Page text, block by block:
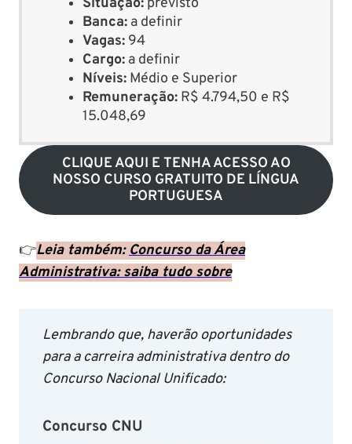
Banca: a definir
Vagas: 94
Cargo: a definir
Níveis: Médio e Superior
Remuneração: R$ 4.794,50 e R$
15.048,69
CLIQUE AQUI E TENHA ACESSO AO
NOSSO CURSO GRATUITO DE LÍNGUA
PORTUGUESA
👉Leia também:Concurso da Área
Administrativa: saiba tudo sobre
Lembrando que, haverão oportunidades
para a carreira administrativa dentro do
Concurso Nacional Unificado:
Concurso CNU